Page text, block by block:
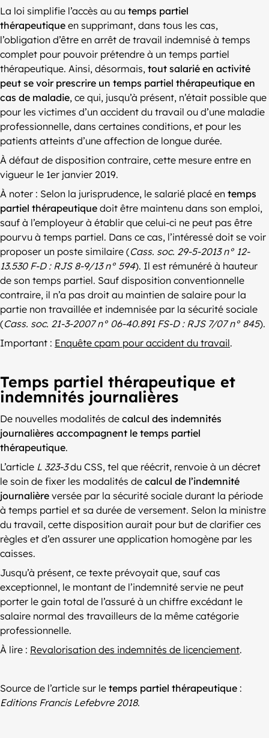
La loi simplifie l’accès au au temps partiel
thérapeutique en supprimant, dans tous les cas,
l’obligation d’être en arrêt de travail indemnisé à temps
complet pour pouvoir prétendre à un temps partiel
thérapeutique. Ainsi, désormais, tout salarié en activité
peut se voir prescrire un temps partiel thérapeutique en
cas de maladie, ce qui, jusqu’à présent, n’était possible que
pour les victimes d’un accident du travail ou d’une maladie
professionnelle, dans certaines conditions, et pour les
patients atteints d’une affection de longue durée.
À défaut de disposition contraire, cette mesure entre en
vigueur le 1er janvier 2019.
À noter : Selon la jurisprudence, le salarié placé en temps
partiel thérapeutique doit être maintenu dans son emploi,
sauf à l’employeur à établir que celui-ci ne peut pas être
pourvu à temps partiel. Dans ce cas, l’intéressé doit se voir
proposer un poste similaire (Cass. soc. 29-5-2013 n° 12-
13.530 F-D : RJS 8-9/13 n° 594). Il est rémunéré à hauteur
de son temps partiel. Sauf disposition conventionnelle
contraire, il n’a pas droit au maintien de salaire pour la
partie non travaillée et indemnisée par la sécurité sociale
(Cass. soc. 21-3-2007 n° 06-40.891 FS-D : RJS 7/07 n° 845).
Important : Enquête cpam pour accident du travail.
Temps partiel thérapeutique et
indemnités journalières
De nouvelles modalités de calcul des indemnités
journalières accompagnent le temps partiel
thérapeutique.
L’article L 323-3du CSS, tel que réécrit, renvoie à un décret
le soin de fixer les modalités de calcul de l’indemnité
journalière versée par la sécurité sociale durant la période
à temps partiel et sa durée de versement. Selon la ministre
du travail, cette disposition aurait pour but de clarifier ces
règles et d’en assurer une application homogène par les
caisses.
Jusqu’à présent, ce texte prévoyait que, sauf cas
exceptionnel, le montant de l’indemnité servie ne peut
porter le gain total de l’assuré à un chiffre excédant le
salaire normal des travailleurs de la même catégorie
professionnelle.
À lire : Revalorisation des indemnités de licenciement.
Source de l’article sur le temps partiel thérapeutique :
Editions Francis Lefebvre 2018.